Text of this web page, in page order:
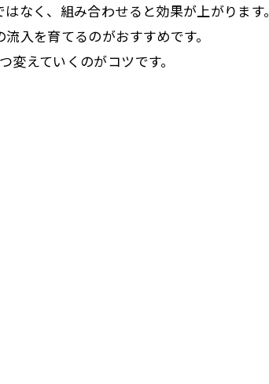
なく、組み合わせると効果が上がります。
入を育てるのがおすすめです。
えていくのがコツです。